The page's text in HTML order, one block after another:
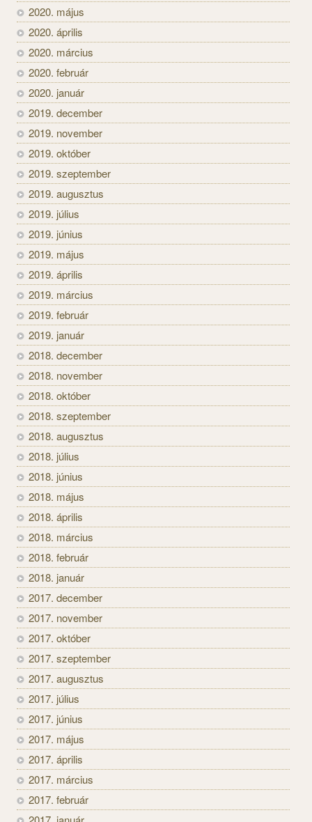
2020. május
2020. április
2020. március
2020. február
2020. január
2019. december
2019. november
2019. október
2019. szeptember
2019. augusztus
2019. július
2019. június
2019. május
2019. április
2019. március
2019. február
2019. január
2018. december
2018. november
2018. október
2018. szeptember
2018. augusztus
2018. július
2018. június
2018. május
2018. április
2018. március
2018. február
2018. január
2017. december
2017. november
2017. október
2017. szeptember
2017. augusztus
2017. július
2017. június
2017. május
2017. április
2017. március
2017. február